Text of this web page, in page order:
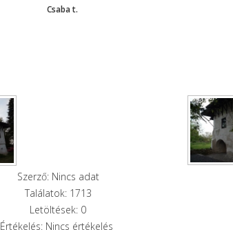
Csaba t.
Szerző: Nincs adat
Találatok: 1713
Letöltések: 0
Értékelés: Nincs értékelés